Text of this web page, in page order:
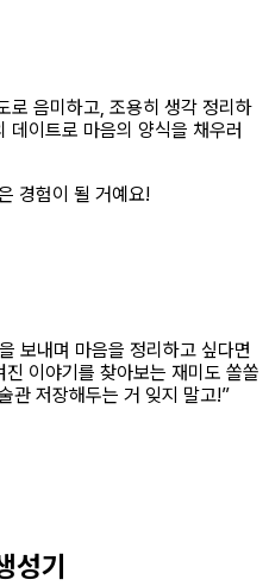
로 음미하고, 조용히 생각 정리하
데이트로 마음의 양식을 채우러
경험이 될 거예요!
보내며 마음을 정리하고 싶다면
이야기를 찾아보는 재미도 쏠쏠
관 저장해두는 거 잊지 말고!”
성기